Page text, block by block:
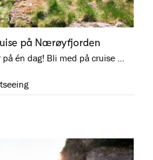
på Nærøyfjorden
én dag! Bli med på cruise …